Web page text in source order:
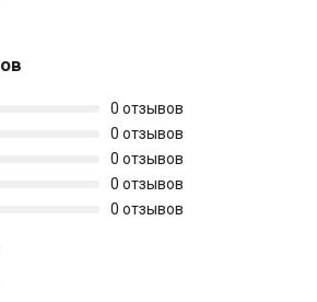
0 отзывов
0 отзывов
0 отзывов
0 отзывов
0 отзывов